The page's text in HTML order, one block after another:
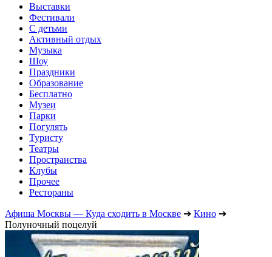
Выставки
Фестивали
С детьми
Активный отдых
Музыка
Шоу
Праздники
Образование
Бесплатно
Музеи
Парки
Погулять
Туристу
Театры
Пространства
Клубы
Прочее
Рестораны
Афиша Москвы — Куда сходить в Москве ➔ Кино ➔
Полуночный поцелуй